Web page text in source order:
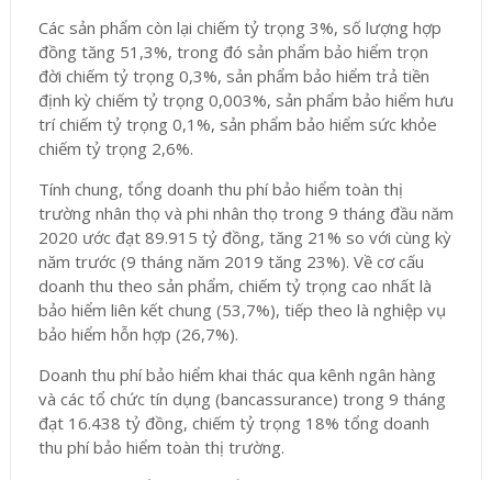
Các sản phẩm còn lại chiếm tỷ trọng 3%, số lượng hợp
đồng tăng 51,3%, trong đó sản phẩm bảo hiểm trọn
đời chiếm tỷ trọng 0,3%, sản phẩm bảo hiểm trả tiền
định kỳ chiếm tỷ trọng 0,003%, sản phẩm bảo hiểm hưu
trí chiếm tỷ trọng 0,1%, sản phẩm bảo hiểm sức khỏe
chiếm tỷ trọng 2,6%.
Tính chung, tổng doanh thu phí bảo hiểm toàn thị
trường nhân thọ và phi nhân thọ trong 9 tháng đầu năm
2020 ước đạt 89.915 tỷ đồng, tăng 21% so với cùng kỳ
năm trước (9 tháng năm 2019 tăng 23%). Về cơ cấu
doanh thu theo sản phẩm, chiếm tỷ trọng cao nhất là
bảo hiểm liên kết chung (53,7%), tiếp theo là nghiệp vụ
bảo hiểm hỗn hợp (26,7%).
Doanh thu phí bảo hiểm khai thác qua kênh ngân hàng
và các tổ chức tín dụng (bancassurance) trong 9 tháng
đạt 16.438 tỷ đồng, chiếm tỷ trọng 18% tổng doanh
thu phí bảo hiểm toàn thị trường.